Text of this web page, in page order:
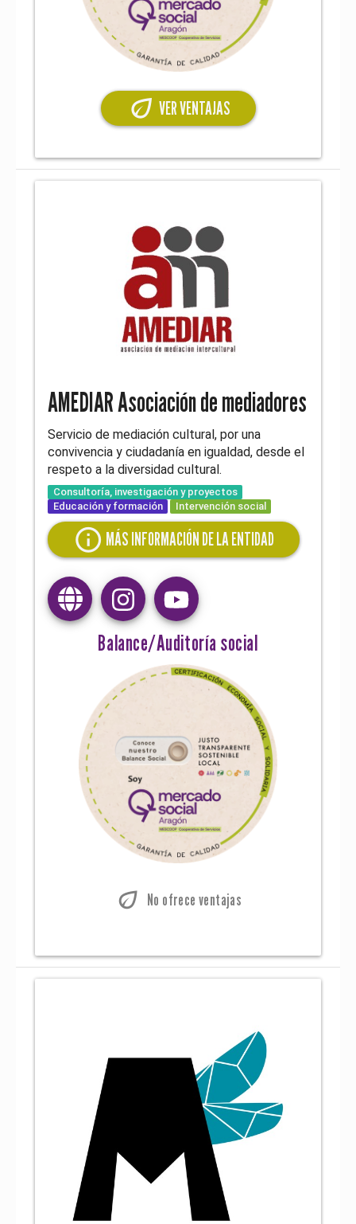
eco VER VENTAJAS
AMEDIAR Asociación de mediadores
Servicio de mediación cultural, por una
convivencia y ciudadanía en igualdad, desde el
respeto a la diversidad cultural.
Consultoría, investigación y proyectos
Educación y formación
Intervención social
info MÁS INFORMACIÓN DE LA ENTIDAD
Balance/Auditoría social
eco No ofrece ventajas